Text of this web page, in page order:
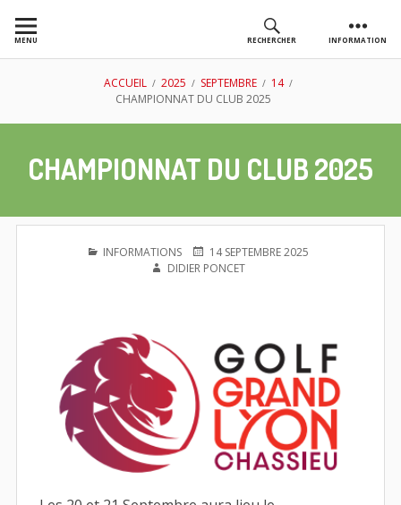
auMENU RECHERCHER INFORMATION
AS GOLF
CHASSIEU
D'ARIANE
ACCUEIL 2025 SEPTEMBRE
14
CHAMPIONNAT DU CLUB 2025
CHAMPIONNAT DU CLUB 2025
PUBLIÉ
INFORMATIONS
PUBLIÉ
LE
14 SEPTEMBRE 2025
DIDIER PONCET